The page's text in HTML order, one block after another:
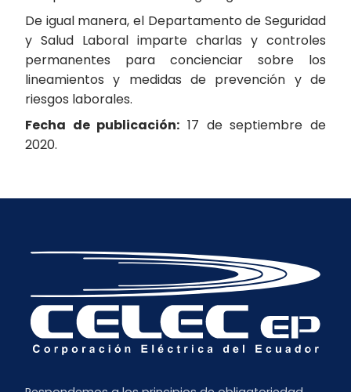
De igual manera, el Departamento de Seguridad
y Salud Laboral imparte charlas y controles
permanentes para concienciar sobre los
lineamientos y medidas de prevención y de
riesgos laborales.
Fecha de publicación: 17 de septiembre de
2020.